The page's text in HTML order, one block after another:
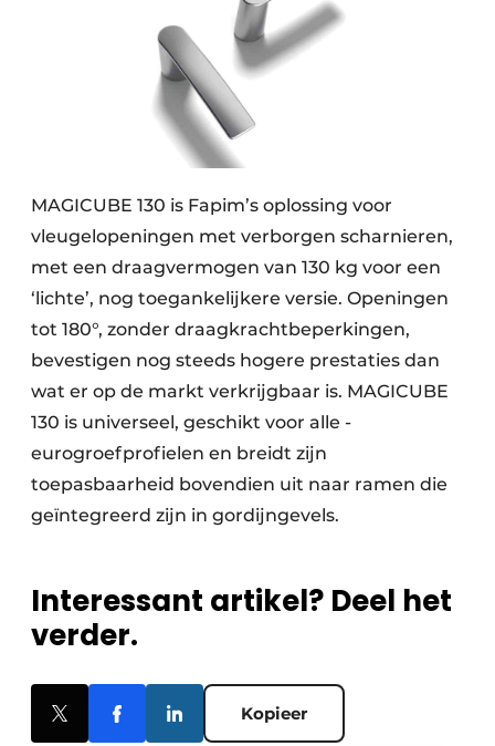
MAGICUBE 130 is Fapim’s oplossing voor
vleugelopeningen met verborgen scharnieren,
met een draagvermogen van 130 kg voor een
‘lichte’, nog toegankelijkere versie. Openingen
tot 180°, zonder draagkrachtbeperkingen,
bevestigen nog steeds hogere prestaties dan
wat er op de markt verkrijgbaar is. MAGICUBE
130 is universeel, geschikt voor alle ­
eurogroefprofielen en breidt zijn
toepasbaarheid bovendien uit naar ramen die
geïntegreerd zijn in gordijngevels.
Interessant artikel? Deel het
verder.
Kopieer